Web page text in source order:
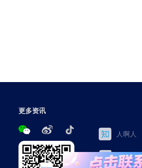
更多资讯
人啊人
三茅网